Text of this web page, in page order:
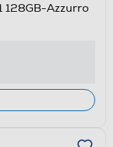
128GB-Azzurro